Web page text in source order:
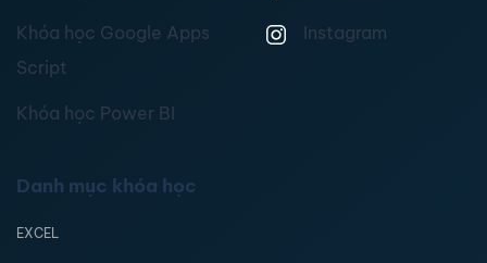
Khóa học Google Apps
Script
Khóa học Power BI
Instagram
Danh mục khóa học
EXCEL